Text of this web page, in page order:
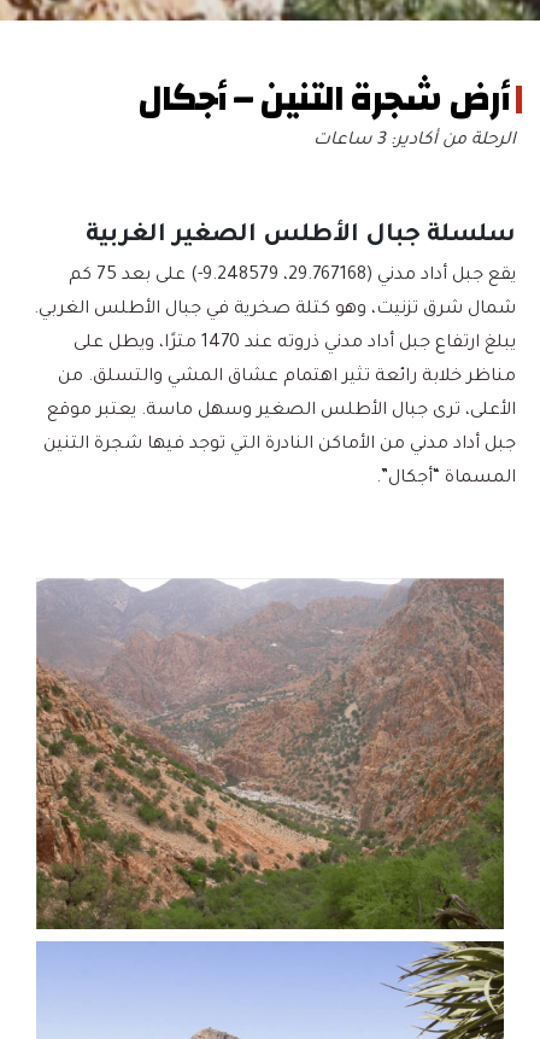
أرض شجرة التنين – أجكال
الرحلة من أكادير: 3 ساعات
سلسلة جبال الأطلس الصغير الغربية
يقع جبل أداد مدني (29.767168، 9.248579-) على بعد 75 كم
شمال شرق تزنيت، وهو كتلة صخرية في جبال الأطلس الغربي.
يبلغ ارتفاع جبل أداد مدني ذروته عند 1470 مترًا، ويطل على
مناظر خلابة رائعة تثير اهتمام عشاق المشي والتسلق. من
الأعلى، ترى جبال الأطلس الصغير وسهل ماسة. يعتبر موقع
جبل أداد مدني من الأماكن النادرة التي توجد فيها شجرة التنين
المسماة “أجكال”.